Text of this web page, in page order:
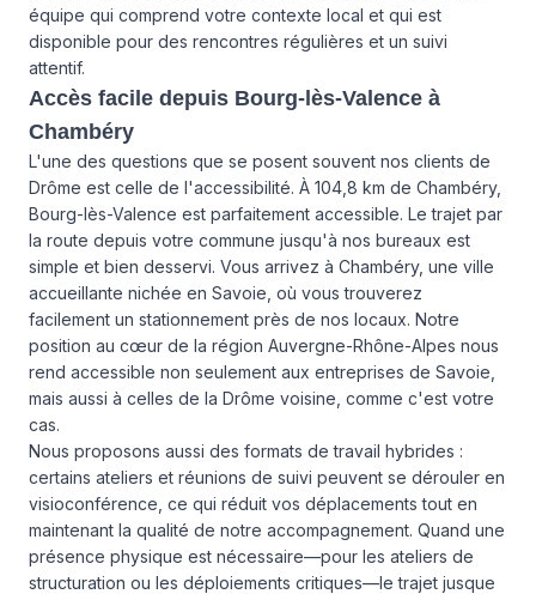
équipe qui comprend votre contexte local et qui est
disponible pour des rencontres régulières et un suivi
attentif.
Accès facile depuis Bourg-lès-Valence à
Chambéry
L'une des questions que se posent souvent nos clients de
Drôme est celle de l'accessibilité. À 104,8 km de Chambéry,
Bourg-lès-Valence est parfaitement accessible. Le trajet par
la route depuis votre commune jusqu'à nos bureaux est
simple et bien desservi. Vous arrivez à Chambéry, une ville
accueillante nichée en Savoie, où vous trouverez
facilement un stationnement près de nos locaux. Notre
position au cœur de la région Auvergne-Rhône-Alpes nous
rend accessible non seulement aux entreprises de Savoie,
mais aussi à celles de la Drôme voisine, comme c'est votre
cas.
Nous proposons aussi des formats de travail hybrides :
certains ateliers et réunions de suivi peuvent se dérouler en
visioconférence, ce qui réduit vos déplacements tout en
maintenant la qualité de notre accompagnement. Quand une
présence physique est nécessaire—pour les ateliers de
structuration ou les déploiements critiques—le trajet jusque